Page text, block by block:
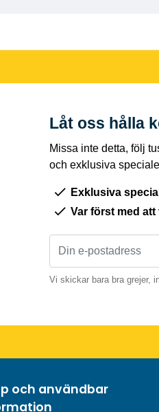
Låt oss hålla
Missa inte detta, följ
och exklusiva
Exklusiva
Var först med att
Vi skickar bara bra grejer,
och användbar